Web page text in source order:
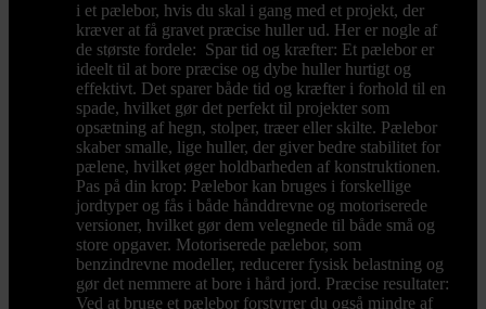
i et pælebor, hvis du skal i gang med et projekt, der
kræver at få gravet præcise huller ud. Her er nogle af
de største fordele: Spar tid og kræfter: Et pælebor er
ideelt til at bore præcise og dybe huller hurtigt og
effektivt. Det sparer både tid og kræfter i forhold til en
spade, hvilket gør det perfekt til projekter som
opsætning af hegn, stolper, træer eller skilte. Pælebor
skaber smalle, lige huller, der giver bedre stabilitet for
pælene, hvilket øger holdbarheden af konstruktionen.
Pas på din krop: Pælebor kan bruges i forskellige
jordtyper og fås i både hånddrevne og motoriserede
versioner, hvilket gør dem velegnede til både små og
store opgaver. Motoriserede pælebor, som
benzindrevne modeller, reducerer fysisk belastning og
gør det nemmere at bore i hård jord. Præcise resultater:
Ved at bruge et pælebor forstyrrer du også mindre af